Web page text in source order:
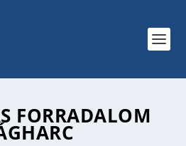
FORRADALOM